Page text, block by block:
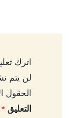
اترك
لن يتم
الحقول
التعليق *